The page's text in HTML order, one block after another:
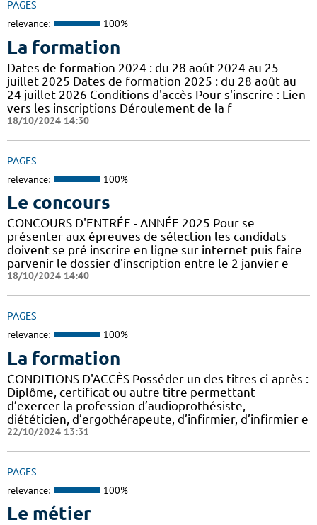
PAGES
relevance: 100%
La formation
Dates de formation 2024 : du 28 août 2024 au 25
juillet 2025 Dates de formation 2025 : du 28 août au
24 juillet 2026 Conditions d'accès Pour s'inscrire : Lien
vers les inscriptions Déroulement de la f
18/10/2024 14:30
PAGES
relevance: 100%
Le concours
CONCOURS D'ENTRÉE - ANNÉE 2025 Pour se
présenter aux épreuves de sélection les candidats
doivent se pré inscrire en ligne sur internet puis faire
parvenir le dossier d'inscription entre le 2 janvier e
18/10/2024 14:40
PAGES
relevance: 100%
La formation
CONDITIONS D'ACCÈS Posséder un des titres ci-après :
Diplôme, certificat ou autre titre permettant
d’exercer la profession d’audioprothésiste,
diététicien, d’ergothérapeute, d’infirmier, d’infirmier e
22/10/2024 13:31
PAGES
relevance: 100%
Le métier